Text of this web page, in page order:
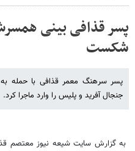
پسر قذافی بینی
شکست
پسر سرهنگ معمر قذافی با حمله
جنجال آفرید و پلیس را وارد ماجرا کرد.
به گزارش سایت شیعه نیوز معتصم